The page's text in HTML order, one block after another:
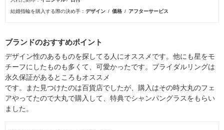
結婚指輪を購入する際の決め手 デザイン 価格 アフターサービス
ブランドのおすすめポイント
デザイン性のあるものを探してる人にオススメです。他にも星をモ
チーフにしたものも多くて、可愛かったです。ブライダルリングは
永久保証があるところもオススメ
です。また見つけたのは百貨店でしたが、購入はその時大丸のフェ
アやってたので大丸で購入して、特典でシャンパングラスをもらい
ました。